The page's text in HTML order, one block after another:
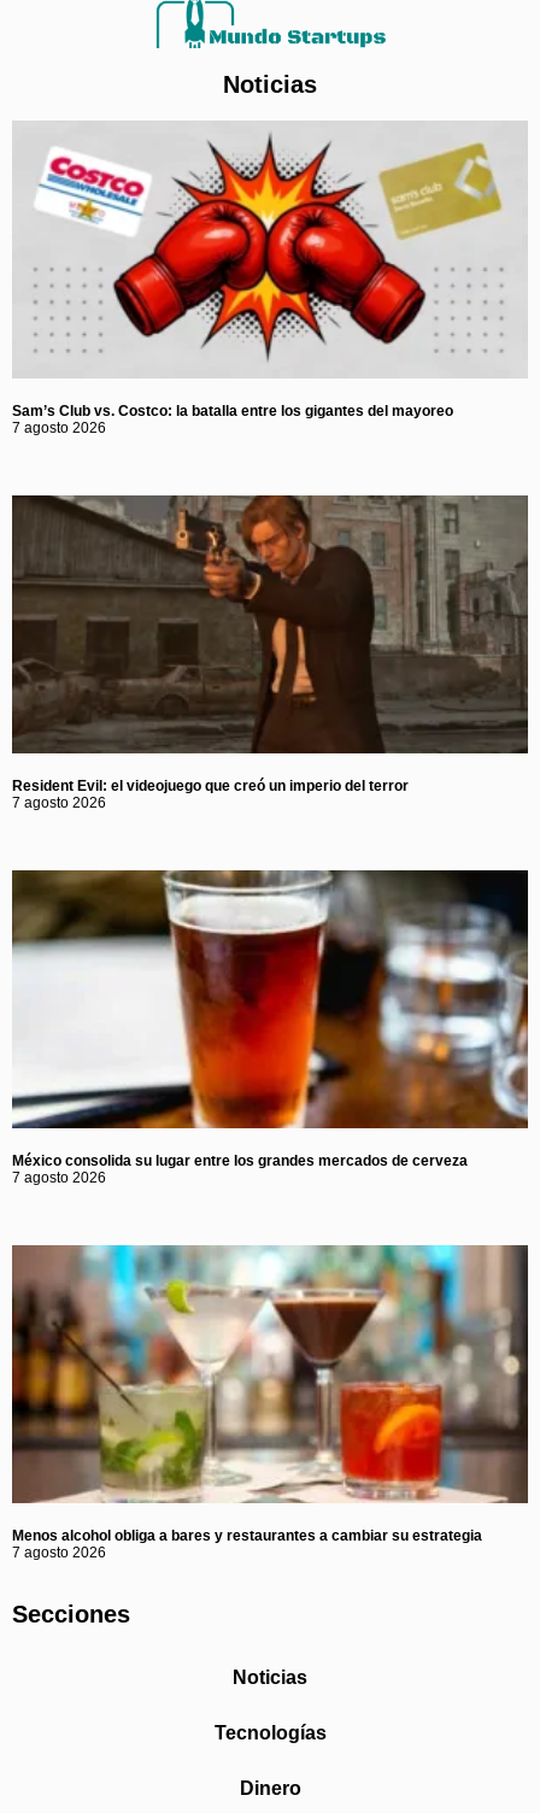
Noticias
Sam’s Club vs. Costco: la batalla entre los gigantes del mayoreo
7 agosto 2026
Resident Evil: el videojuego que creó un imperio del terror
7 agosto 2026
México consolida su lugar entre los grandes mercados de cerveza
7 agosto 2026
Menos alcohol obliga a bares y restaurantes a cambiar su estrategia
7 agosto 2026
Secciones
Noticias
Tecnologías
Dinero